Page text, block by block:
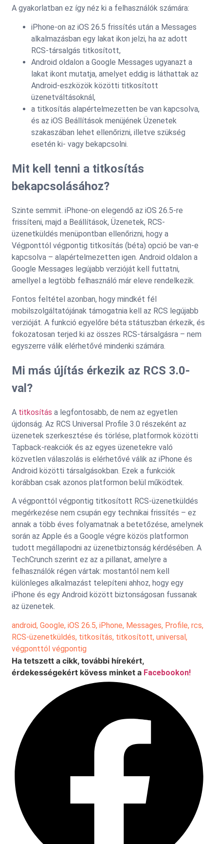
A gyakorlatban ez így néz ki a felhasználók számára:
iPhone-on az iOS 26.5 frissítés után a Messages
alkalmazásban egy lakat ikon jelzi, ha az adott
RCS-társalgás titkosított,
Android oldalon a Google Messages ugyanazt a
lakat ikont mutatja, amelyet eddig is láthattak az
Android-eszközök közötti titkosított
üzenetváltásoknál,
a titkosítás alapértelmezetten be van kapcsolva,
és az iOS Beállítások menüjének Üzenetek
szakaszában lehet ellenőrizni, illetve szükség
esetén ki- vagy bekapcsolni.
Mit kell tenni a titkosítás
bekapcsolásához?
Szinte semmit. iPhone-on elegendő az iOS 26.5-re
frissíteni, majd a Beállítások, Üzenetek, RCS-
üzenetküldés menüpontban ellenőrizni, hogy a
Végponttól végpontig titkosítás (béta) opció be van-e
kapcsolva – alapértelmezetten igen. Android oldalon a
Google Messages legújabb verzióját kell futtatni,
amellyel a legtöbb felhasználó már eleve rendelkezik.
Fontos feltétel azonban, hogy mindkét fél
mobilszolgáltatójának támogatnia kell az RCS legújabb
verzióját. A funkció egyelőre béta státuszban érkezik, és
fokozatosan terjed ki az összes RCS-társalgásra – nem
egyszerre válik elérhetővé mindenki számára.
Mi más újítás érkezik az RCS 3.0-
val?
A titkosítás a legfontosabb, de nem az egyetlen
újdonság. Az RCS Universal Profile 3.0 részeként az
üzenetek szerkesztése és törlése, platformok közötti
Tapback-reakciók és az egyes üzenetekre való
közvetlen válaszolás is elérhetővé válik az iPhone és
Android közötti társalgásokban. Ezek a funkciók
korábban csak azonos platformon belül működtek.
A végponttól végpontig titkosított RCS-üzenetküldés
megérkezése nem csupán egy technikai frissítés – ez
annak a több éves folyamatnak a betetőzése, amelynek
során az Apple és a Google végre közös platformon
tudott megállapodni az üzenetbiztonság kérdésében. A
TechCrunch szerint ez az a pillanat, amelyre a
felhasználók régen vártak: mostantól nem kell
különleges alkalmazást telepíteni ahhoz, hogy egy
iPhone és egy Android között biztonságosan fussanak
az üzenetek.
android, Google, iOS 26.5, iPhone, Messages, Profile, rcs,
RCS-üzenetküldés, titkosítás, titkosított, universal,
végponttól végpontig
Ha tetszett a cikk, további hírekért,
érdekességekért kövess minket a Facebookon!